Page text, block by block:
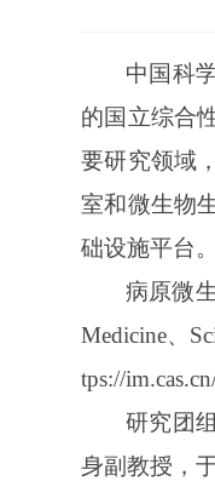
中国科
的国立综合
要研究领域
室和微生物
础设施平台
病原微
Medicine、
tps://
研究团
身副教授，